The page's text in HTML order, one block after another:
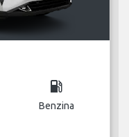
local_gas_station
Benzina